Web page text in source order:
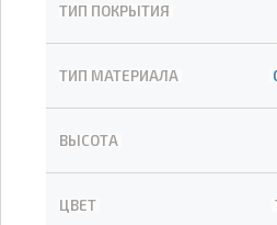
ТИП ПОКРЫТИЯ
ТИП МАТЕРИАЛА
ВЫСОТА
ЦВЕТ